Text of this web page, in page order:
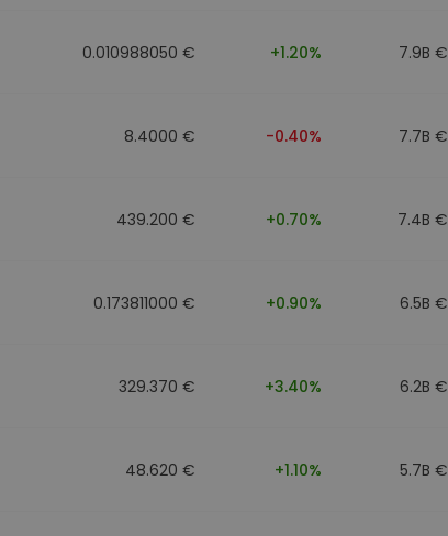
0.010988050 € +1.20% 7.9B €
8.4000 € -0.40% 7.7B €
439.200 € +0.70% 7.4B €
0.173811000 € +0.90% 6.5B €
329.370 € +3.40% 6.2B €
48.620 € +1.10% 5.7B €